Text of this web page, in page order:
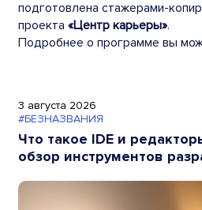
подготовлена стажерами-
проекта «Центр карьеры».
Подробнее о программе вы
3 августа 2026
#БЕЗНАЗВАНИЯ
Что такое IDE и
обзор инструментов